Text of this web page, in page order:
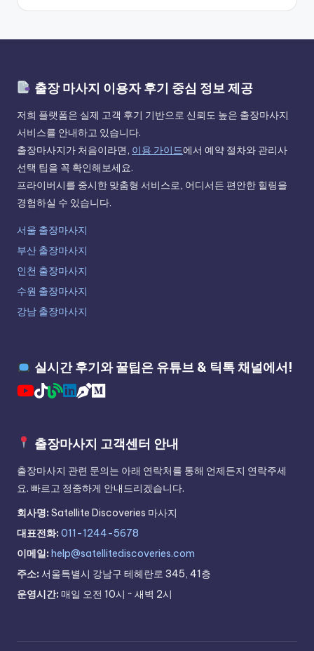
출장 마사지 이용자 후기 중심 정보 제공
저희 플랫폼은 실제 고객 후기 기반으로 신뢰도 높은 출장마사지
서비스를 안내하고 있습니다.
출장마사지가 처음이라면, 이용 가이드에서 예약 절차와 관리사
선택 팁을 꼭 확인해보세요.
프라이버시를 중시한 맞춤형 서비스로, 어디서든 편안한 힐링을
경험하실 수 있습니다.
서울 출장마사지
부산 출장마사지
인천 출장마사지
수원 출장마사지
강남 출장마사지
실시간 후기와 꿀팁은 유튜브 & 틱톡 채널에서!
출장마사지 고객센터 안내
출장마사지 관련 문의는 아래 연락처를 통해 언제든지 연락주세
요. 빠르고 정중하게 안내드리겠습니다.
회사명: Satellite Discoveries 마사지
대표전화: 011-1244-5678
이메일: help@satellitediscoveries.com
주소: 서울특별시 강남구 테헤란로 345, 41층
운영시간: 매일 오전 10시 ~ 새벽 2시